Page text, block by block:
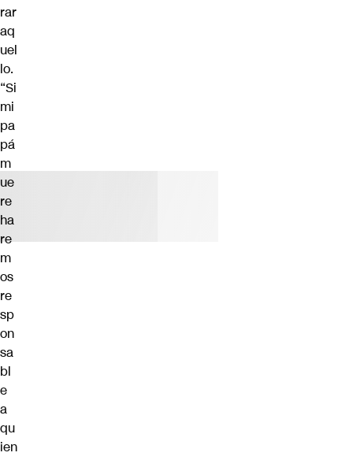
rar
aq
uel
lo.
“Si
mi
pa
pá
m
ue
re
ha
re
m
os
re
sp
on
sa
bl
e
a
qu
ien